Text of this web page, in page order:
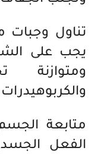
تناول وجبات
يجب على
ومتوازنة
متابعة
الفعل